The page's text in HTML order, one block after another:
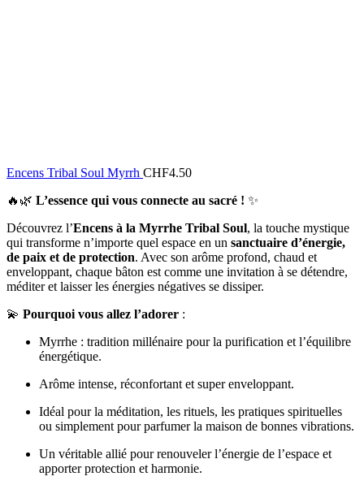
Encens Tribal Soul Myrrh CHF4.50
🔥🌿 L’essence qui vous connecte au sacré ! ✨
Découvrez l’Encens à la Myrrhe Tribal Soul, la touche mystique
qui transforme n’importe quel espace en un sanctuaire d’énergie,
de paix et de protection. Avec son arôme profond, chaud et
enveloppant, chaque bâton est comme une invitation à se détendre,
méditer et laisser les énergies négatives se dissiper.
💫 Pourquoi vous allez l’adorer :
Myrrhe : tradition millénaire pour la purification et l’équilibre
énergétique.
Arôme intense, réconfortant et super enveloppant.
Idéal pour la méditation, les rituels, les pratiques spirituelles
ou simplement pour parfumer la maison de bonnes vibrations.
Un véritable allié pour renouveler l’énergie de l’espace et
apporter protection et harmonie.